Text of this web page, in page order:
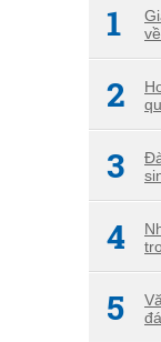
1
2
3
4
5